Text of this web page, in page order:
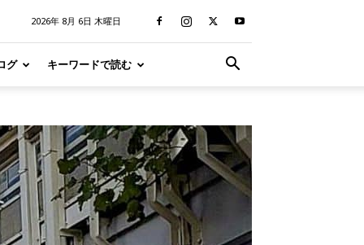
2026年 8月 6日 木曜日
グ キーワードで読む